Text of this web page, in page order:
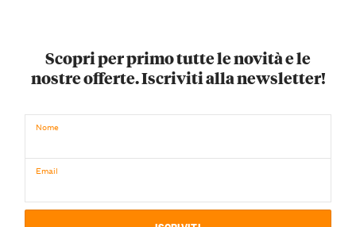
Scopri per primo tutte le novità e le
nostre offerte. Iscriviti alla newsletter!
Nome
Email